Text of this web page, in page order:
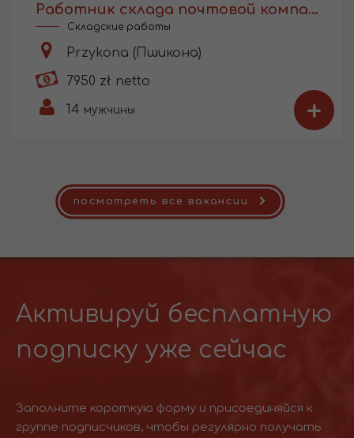
Работник склада почтовой компании
Складские работы
Przykona (Пшикона)
7950 zł netto
14 мужчины +
посмотреть все вакансии
Активируй бесплатную
подписку уже сейчас
Заполните короткую форму и присоединяйся к
группе подписчиков, чтобы регулярно получать